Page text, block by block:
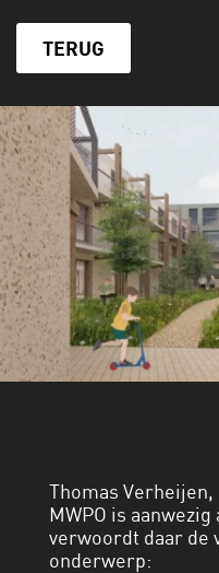
TERUG
Thomas
MWPO is
verwoordt daar de
onderwerp: